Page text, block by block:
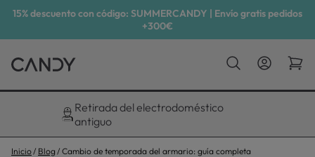
15% descuento con código: SUMMERCANDY | Envío gratis pedidos
+300€
Descuento exclusivo del 10%
Inicio Blog Cambio de temporada del armario: guía completa